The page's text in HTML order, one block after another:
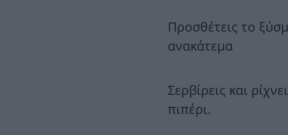
Προσθέτεις το
ανακάτεμα
Σερβίρεις και
πιπέρι.